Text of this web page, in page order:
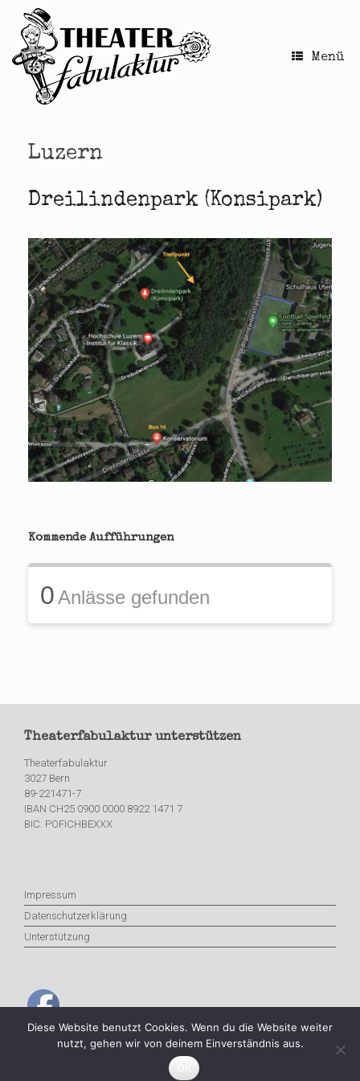
springen
Menü
Luzern
Dreilindenpark (Konsipark)
Kommende Aufführungen
0Anlässe gefunden
Theaterfabulaktur unterstützen
Theaterfabulaktur
3027 Bern
89-221471-7
IBAN CH25 0900 0000 8922 1471 7
BIC: POFICHBEXXX
Impressum
Datenschutzerklärung
Unterstützung
© Theaterfabulaktur, All rights reserved.
Diese Website benutzt Cookies. Wenn du die Website weiter
nutzt, gehen wir von deinem Einverständnis aus.